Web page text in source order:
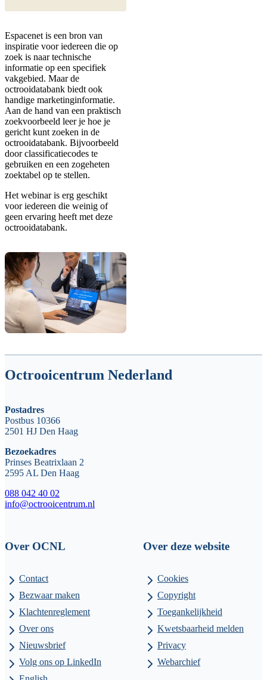
Espacenet is een bron van
inspiratie voor iedereen die op
zoek is naar technische
informatie op een specifiek
vakgebied. Maar de
octrooidatabank biedt ook
handige marketinginformatie.
Aan de hand van een praktisch
zoekvoorbeeld leer je hoe je
gericht kunt zoeken in de
octrooidatabank. Bijvoorbeeld
door classificatiecodes te
gebruiken en een zogeheten
zoektabel op te stellen.
Het webinar is erg geschikt
voor iedereen die weinig of
geen ervaring heeft met deze
octrooidatabank.
Octrooicentrum Nederland
Postadres
Postbus 10366
2501 HJ Den Haag
Bezoekadres
Prinses Beatrixlaan 2
2595 AL Den Haag
088 042 40 02
info@octrooicentrum.nl
Over OCNL
Contact
Bezwaar maken
Klachtenreglement
Over ons
Nieuwsbrief
Volg ons op LinkedIn
Over deze website
Cookies
Copyright
Toegankelijkheid
Kwetsbaarheid melden
Privacy
Webarchief